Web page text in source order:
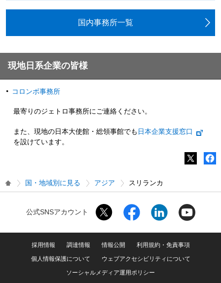
国内事務所一覧
現地日系企業の皆様
コロンボ事務所
最寄りのジェトロ事務所にご連絡ください。
また、現地の日本大使館・総領事館でも 日本企業支援窓口
を設けています。
国・地域別に見る アジア スリランカ
公式SNSアカウント
採用情報 調達情報 情報公開
利用規約・免責事項
個人情報保護について
ウェブアクセシビリティについて
ソーシャルメディア運用ポリシー